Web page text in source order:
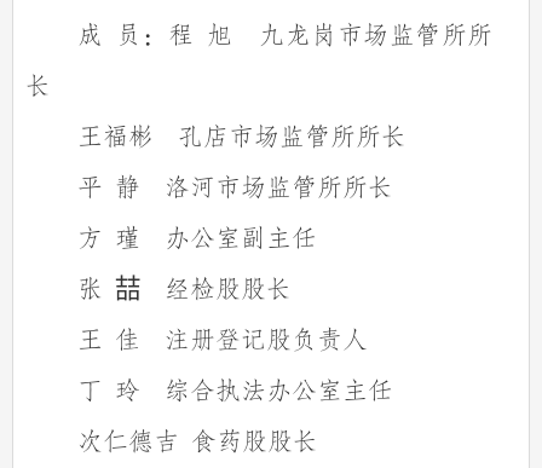
成
员：程 旭
九龙岗市场监管所所
长
王福彬
孔店市场监管所所长
平 静
洛河市场监管所所长
方 瑾
办公室副主任
张 喆
经检股股长
王 佳
注册登记股负责人
丁 玲
综合执法办公室主任
次仁德吉 食药股股长